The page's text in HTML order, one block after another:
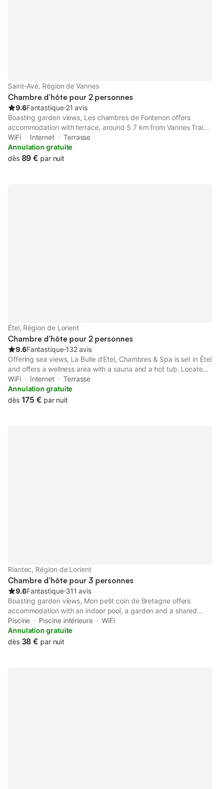
Saint-Avé, Région de Vannes
Chambre d’hôte pour 2 personnes
9.6Fantastique⋅21 avis
Boasting garden views, Les chambres de Fontenon offers
accommodation with terrace, around 5.7 km from Vannes Train
Station. Guests staying at this bed and breakfast have access
to a balcony.
WiFi Internet
Terrasse
Annulation gratuite
dès 89 € par nuit
Étel, Région de Lorient
Chambre d’hôte pour 2 personnes
9.6Fantastique⋅132 avis
Offering sea views, La Bulle d'Etel, Chambres & Spa is set in Étel
and offers a wellness area with a sauna and a hot tub. Located
on the beachfront, this property features a terrace.
WiFi Internet
Terrasse
Annulation gratuite
dès 175 € par nuit
Riantec, Région de Lorient
Chambre d’hôte pour 3 personnes
9.6Fantastique⋅311 avis
Boasting garden views, Mon petit coin de Bretagne offers
accommodation with an indoor pool, a garden and a shared
lounge, around 2.7 km from Grande Plage de Port-Louis. This
property offers access to a terrace, free private parking and
free WiFi.
Piscine Piscine intérieure
WiFi
Annulation gratuite
dès 38 € par nuit